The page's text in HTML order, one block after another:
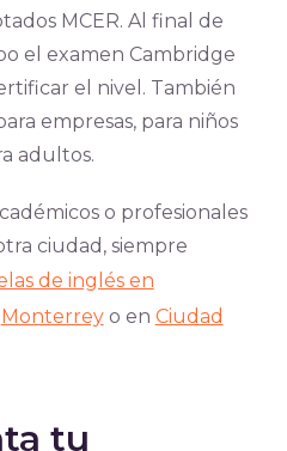
MCER. Al final de
el examen Cambridge
el nivel. También
empresas, para niños
adultos.
o profesionales
ciudad, siempre
de inglés en
Monterreyo en Ciudad
tu